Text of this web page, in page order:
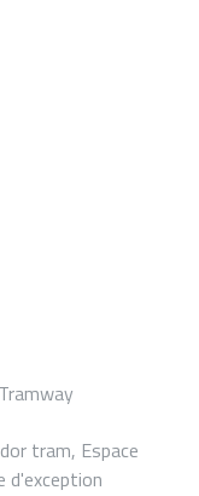
tram, Espace
d'exception